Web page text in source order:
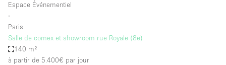
Espace Événementiel
∙
Paris
Salle de comex et showroom rue Royale (8e)
140 m²
à partir de 5.400€ par jour